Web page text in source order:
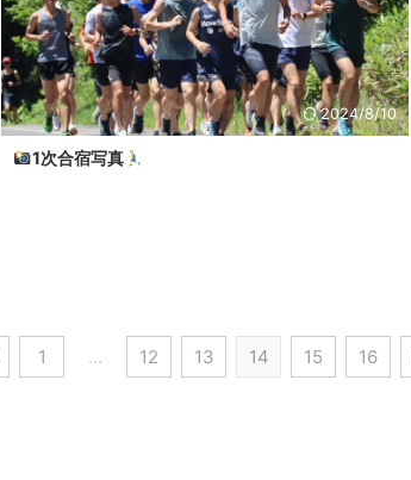
2024/8/10
1次合宿写真
1 … 12 13 14 15 16